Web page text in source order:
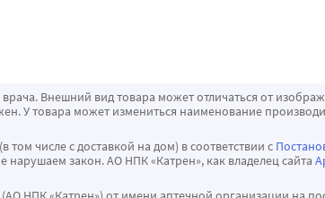
Внешний вид товара может отличаться от
У товара может измениться наименование
числе с доставкой на дом) в соответствии с
закон. АО НПК «Катрен», как владелец сайта